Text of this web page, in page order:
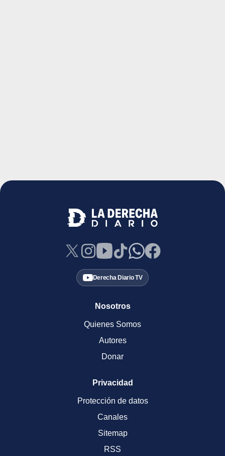
Derecha Diario TV
Nosotros
Quienes Somos
Autores
Donar
Privacidad
Protección de datos
Canales
Sitemap
RSS